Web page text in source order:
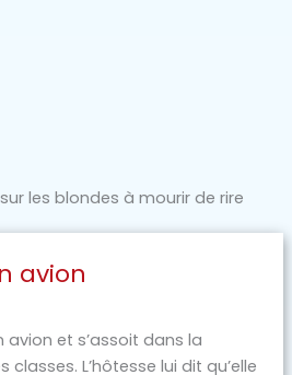
les blondes à mourir de rire
avion
et s’assoit dans la
L’hôtesse lui dit qu’elle